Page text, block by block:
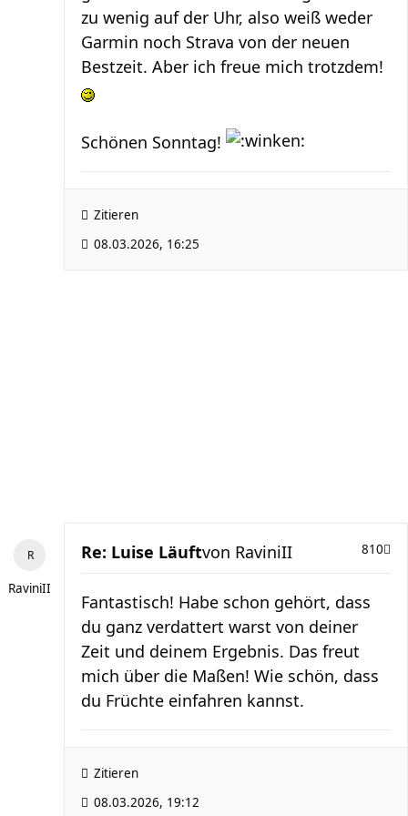
zu wenig auf der Uhr, also weiß weder
Garmin noch Strava von der neuen
Bestzeit. Aber ich freue mich trotzdem!
Schönen Sonntag!
Zitieren
08.03.2026, 16:25
RaviniII
Re: Luise Läuft 810
von RaviniII
Fantastisch! Habe schon gehört, dass
du ganz verdattert warst von deiner
Zeit und deinem Ergebnis. Das freut
mich über die Maßen! Wie schön, dass
du Früchte einfahren kannst.
Zitieren
08.03.2026, 19:12